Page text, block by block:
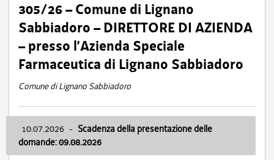
305/26 – Comune di Lignano
Sabbiadoro – DIRETTORE DI AZIENDA
– presso l’Azienda Speciale
Farmaceutica di Lignano Sabbiadoro
Comune di Lignano Sabbiadoro
10.07.2026 - Scadenza della presentazione delle
domande: 09.08.2026